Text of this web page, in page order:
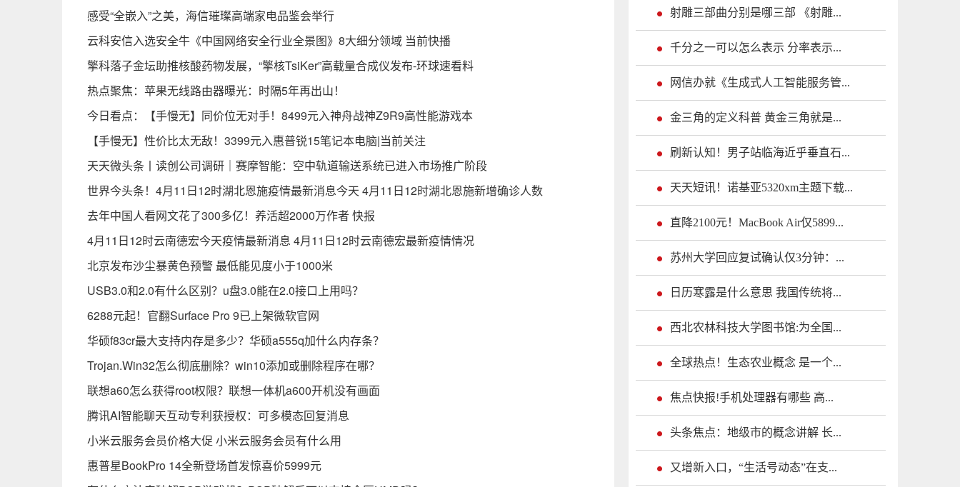
感受“全嵌入”之美，海信璀璨高端家电品鉴会举行
云科安信入选安全牛《中国网络安全行业全景图》8大细分领域 当前快播
擎科落子金坛助推核酸药物发展，“擎核TsiKer”高载量合成仪发布-环球速看料
热点聚焦：苹果无线路由器曝光：时隔5年再出山！
今日看点：【手慢无】同价位无对手！8499元入神舟战神Z9R9高性能游戏本
【手慢无】性价比太无敌！3399元入惠普锐15笔记本电脑|当前关注
天天微头条丨读创公司调研｜赛摩智能：空中轨道输送系统已进入市场推广阶段
世界今头条！4月11日12时湖北恩施疫情最新消息今天 4月11日12时湖北恩施新增确诊人数
去年中国人看网文花了300多亿！养活超2000万作者 快报
4月11日12时云南德宏今天疫情最新消息 4月11日12时云南德宏最新疫情情况
北京发布沙尘暴黄色预警 最低能见度小于1000米
USB3.0和2.0有什么区别？u盘3.0能在2.0接口上用吗？
6288元起！官翻Surface Pro 9已上架微软官网
华硕f83cr最大支持内存是多少？华硕a555q加什么内存条？
Trojan.Win32怎么彻底删除？win10添加或删除程序在哪？
联想a60怎么获得root权限？联想一体机a600开机没有画面
腾讯AI智能聊天互动专利获授权：可多模态回复消息
小米云服务会员价格大促 小米云服务会员有什么用
惠普星BookPro 14全新登场首发惊喜价5999元
射雕三部曲分别是哪三部 《射雕...
千分之一可以怎么表示 分率表示...
网信办就《生成式人工智能服务管...
金三角的定义科普 黄金三角就是...
刷新认知！男子站临海近乎垂直石...
天天短讯！诺基亚5320xm主题下载...
直降2100元！MacBook Air仅5899...
苏州大学回应复试确认仅3分钟：...
日历寒露是什么意思 我国传统将...
西北农林科技大学图书馆:为全国...
全球热点！生态农业概念 是一个...
焦点快报!手机处理器有哪些 高...
头条焦点：地级市的概念讲解 长...
又增新入口，“生活号动态”在支...